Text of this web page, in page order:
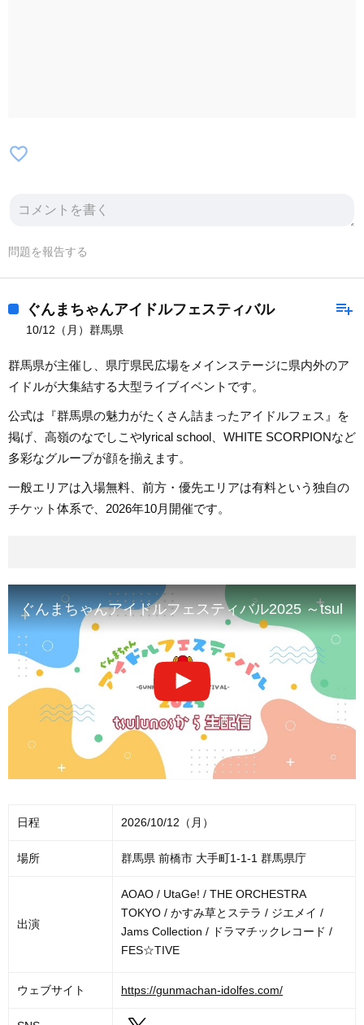
favorite_border
問題を報告する
playlist_add
ぐんまちゃんアイドルフェスティバル
10/12（月）群馬県
群馬県が主催し、県庁県民広場をメインステージに県内外のア
イドルが大集結する大型ライブイベントです。
公式は『群馬県の魅力がたくさん詰まったアイドルフェス』を
掲げ、高嶺のなでしこやlyrical school、WHITE SCORPIONなど
多彩なグループが顔を揃えます。
一般エリアは入場無料、前方・優先エリアは有料という独自の
チケット体系で、2026年10月開催です。
ぐんまちゃんアイドルフェスティバル2025 ～
日程 2026/10/12（月）
場所 群馬県 前橋市 大手町1-1-1 群馬県庁
出演
AOAO / UtaGe! / THE ORCHESTRA
TOKYO / かすみ草とステラ / ジエメイ /
Jams Collection / ドラマチックレコード /
FES☆TIVE
ウェブサイト https://gunmachan-idolfes.com/